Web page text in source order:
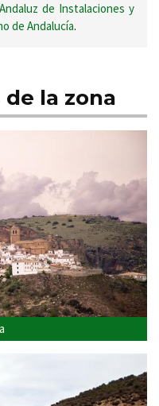
de Instalaciones y
de Andalucía.
la zona